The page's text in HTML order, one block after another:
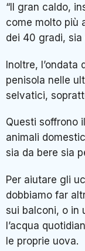
“Il gran caldo,
come molto più
dei 40 gradi, sia
Inoltre,
penisola nelle
selvatici,
Questi soffrono
animali
sia da bere sia
Per aiutare gli
dobbiamo far
sui balconi, o in
l’acqua
le proprie uova.